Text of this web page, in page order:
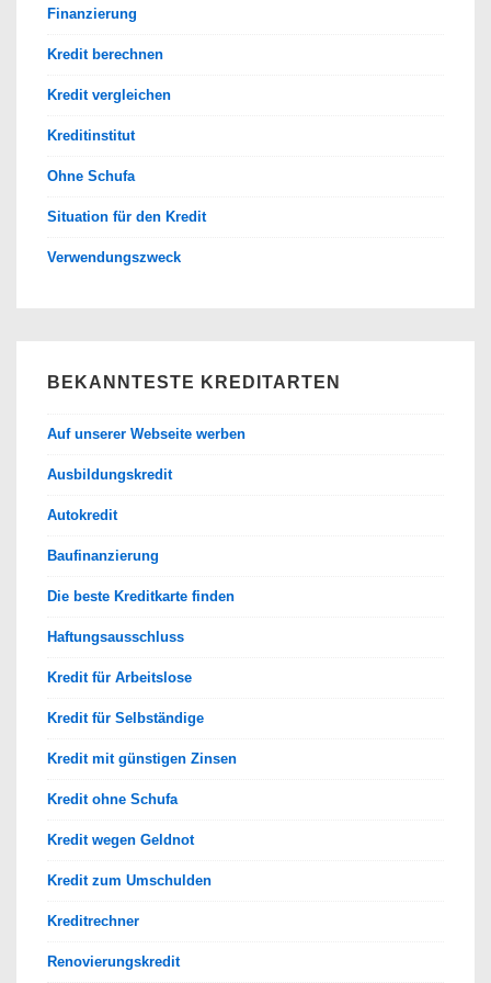
Finanzierung
Kredit berechnen
Kredit vergleichen
Kreditinstitut
Ohne Schufa
Situation für den Kredit
Verwendungszweck
BEKANNTESTE KREDITARTEN
Auf unserer Webseite werben
Ausbildungskredit
Autokredit
Baufinanzierung
Die beste Kreditkarte finden
Haftungsausschluss
Kredit für Arbeitslose
Kredit für Selbständige
Kredit mit günstigen Zinsen
Kredit ohne Schufa
Kredit wegen Geldnot
Kredit zum Umschulden
Kreditrechner
Renovierungskredit